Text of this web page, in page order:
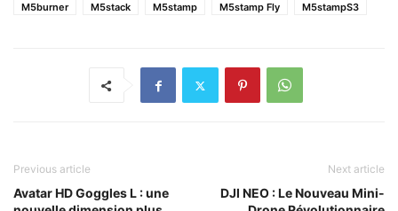
M5burner
M5stack M5stamp M5stamp Fly M5stampS3
Previous article
Avatar HD Goggles L : une
Next article
DJI NEO : Le Nouveau Mini-